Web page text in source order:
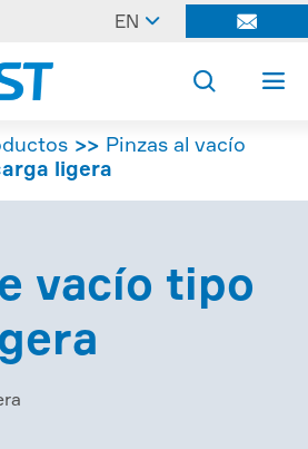
EN  
 
Pinzas al vacío
ligera
vacío tipo